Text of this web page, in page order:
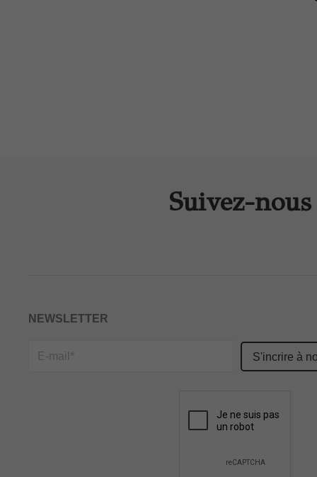
Suivez-
NEWSLETTER
Please
leave
field
empty.